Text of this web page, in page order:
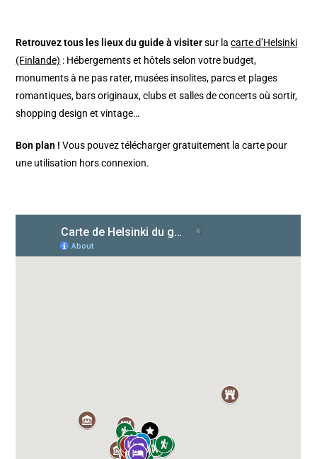
Retrouvez tous les lieux du guide à visitersur lacarte d’Helsinki
(Finlande) : Hébergements et hôtels selon votre budget,
monuments à ne pas rater, musées insolites, parcs et plages
romantiques, bars originaux, clubs et salles de concerts où sortir,
shopping design et vintage…
Bon plan !Vous pouvez télécharger gratuitement la carte pour
une utilisation hors connexion.